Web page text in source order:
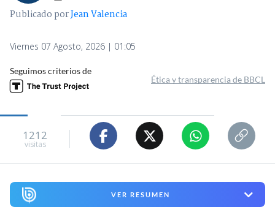
Publicado porJean Valencia
Viernes 07 Agosto, 2026 | 01:05
Seguimos criterios de
Ética y transparencia de BBCL
1212
visitas
VER RESUMEN